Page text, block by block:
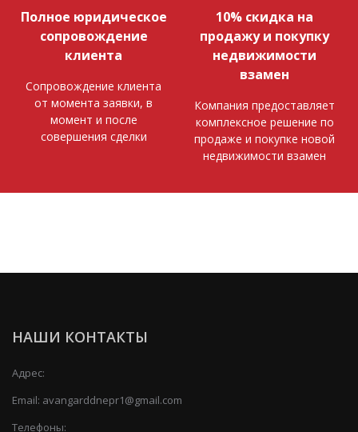
Полное юридическое
сопровождение
клиента
Сопровождение клиента
от момента заявки, в
момент и после
совершения сделки
10% скидка на
продажу и покупку
недвижимости
взамен
Компания предоставляет
комплексное решение по
продаже и покупке новой
недвижимости взамен
НАШИ КОНТАКТЫ
Адрес:
Email: avangarddnepr1@gmail.com
Телефоны: